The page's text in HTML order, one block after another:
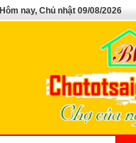
Hôm nay, Chủ nhật 09/08/2026